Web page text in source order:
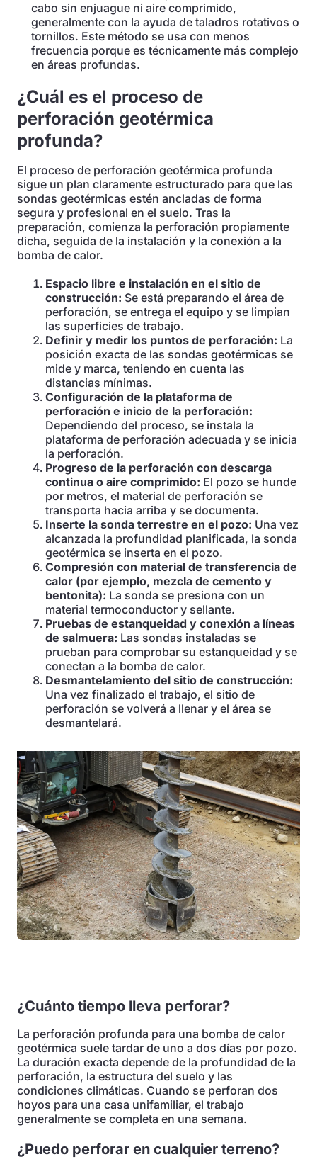
cabo sin enjuague ni aire comprimido,
generalmente con la ayuda de taladros rotativos o
tornillos. Este método se usa con menos
frecuencia porque es técnicamente más complejo
en áreas profundas.
¿Cuál es el proceso de
perforación geotérmica
profunda?
El proceso de perforación geotérmica profunda
sigue un plan claramente estructurado para que las
sondas geotérmicas estén ancladas de forma
segura y profesional en el suelo. Tras la
preparación, comienza la perforación propiamente
dicha, seguida de la instalación y la conexión a la
bomba de calor.
Espacio libre e instalación en el sitio de
construcción: Se está preparando el área de
perforación, se entrega el equipo y se limpian
las superficies de trabajo.
Definir y medir los puntos de perforación: La
posición exacta de las sondas geotérmicas se
mide y marca, teniendo en cuenta las
distancias mínimas.
Configuración de la plataforma de
perforación e inicio de la perforación:
Dependiendo del proceso, se instala la
plataforma de perforación adecuada y se inicia
la perforación.
Progreso de la perforación con descarga
continua o aire comprimido: El pozo se hunde
por metros, el material de perforación se
transporta hacia arriba y se documenta.
Inserte la sonda terrestre en el pozo: Una vez
alcanzada la profundidad planificada, la sonda
geotérmica se inserta en el pozo.
Compresión con material de transferencia de
calor (por ejemplo, mezcla de cemento y
bentonita): La sonda se presiona con un
material termoconductor y sellante.
Pruebas de estanqueidad y conexión a líneas
de salmuera: Las sondas instaladas se
prueban para comprobar su estanqueidad y se
conectan a la bomba de calor.
Desmantelamiento del sitio de construcción:
Una vez finalizado el trabajo, el sitio de
perforación se volverá a llenar y el área se
desmantelará.
¿Cuánto tiempo lleva perforar?
La perforación profunda para una bomba de calor
geotérmica suele tardar de uno a dos días por pozo.
La duración exacta depende de la profundidad de la
perforación, la estructura del suelo y las
condiciones climáticas. Cuando se perforan dos
hoyos para una casa unifamiliar, el trabajo
generalmente se completa en una semana.
¿Puedo perforar en cualquier terreno?